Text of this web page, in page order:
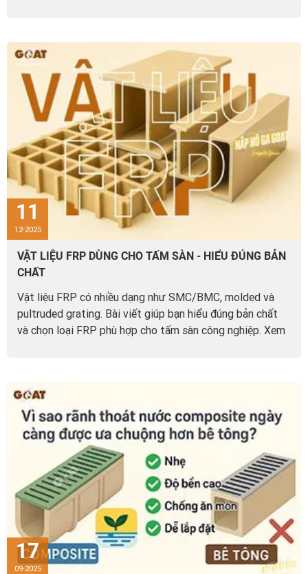
11
12-2025
VẬT LIỆU FRP DÙNG CHO TẤM SÀN - HIỂU ĐÚNG BẢN
CHẤT
Vật liệu FRP có nhiều dạng như SMC/BMC, molded và
pultruded grating. Bài viết giúp bạn hiểu đúng bản chất
và chọn loại FRP phù hợp cho tấm sàn công nghiệp. Xem
17
09-2025